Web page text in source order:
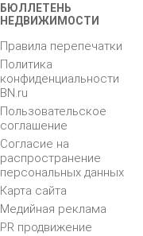
БЮЛЛЕТЕНЬ
НЕДВИЖИМОСТИ
Правила перепечатки
Политика
конфиденциальности
BN.ru
Пользовательское
соглашение
Согласие на
распространение
персональных данных
Карта сайта
Медийная реклама
PR продвижение